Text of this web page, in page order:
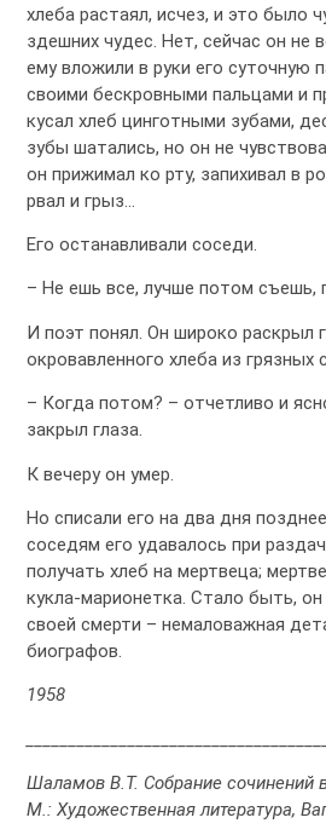
хлеба растаял, исчез, и это было
здешних чудес. Нет, сейчас он не
ему вложили в руки его суточную
своими бескровными пальцами и
кусал хлеб цинготными зубами,
зубы шатались, но он не
он прижимал ко рту, запихивал в
рвал и грыз…
Его останавливали соседи.
– Не ешь все, лучше потом съешь,
И поэт понял. Он широко раскрыл
окровавленного хлеба из грязных
– Когда потом? – отчетливо и
закрыл глаза.
К вечеру он умер.
Но списали его на два дня
соседям его удавалось при
получать хлеб на мертвеца;
кукла-марионетка. Стало быть,
своей смерти – немаловажная
биографов.
1958
Шаламов В.Т. Собрание сочинений
М.: Художественная литература,